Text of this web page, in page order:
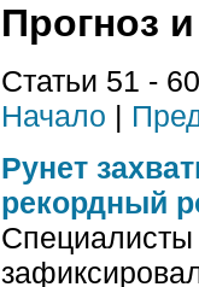
Прогноз
Статьи 51 -
Начало |
Рунет
рекордный
Специалисты